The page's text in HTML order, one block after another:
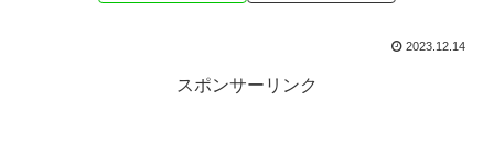
2023.12.14
スポンサーリンク